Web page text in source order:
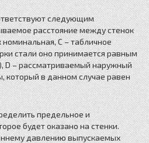
следующим
расстояние между стенок
С – табличное
стали оно принимается равным
D – рассматриваемый наружный
который в данном случае равен
предельное и
будет оказано на стенки.
давлению выпускаемых